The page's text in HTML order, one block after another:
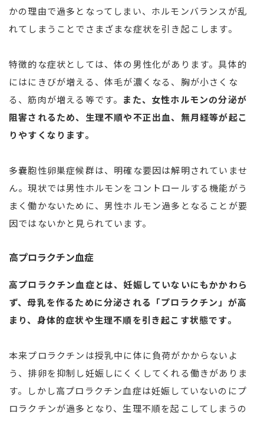
かの理由で過多となってしまい、ホルモンバランスが乱
れてしまうことでさまざまな症状を引き起こします。
特徴的な症状としては、体の男性化があります。具体的
にはにきびが増える、体毛が濃くなる、胸が小さくな
る、筋肉が増える等です。 また、女性ホルモンの分泌が
阻害されるため、生理不順や不正出血、無月経等が起こ
りやすくなります。
多嚢胞性卵巣症候群は、明確な要因は解明されていませ
ん。現状では男性ホルモンをコントロールする機能がう
まく働かないために、男性ホルモン過多となることが要
因ではないかと見られています。
高プロラクチン血症
高プロラクチン血症とは、妊娠していないにもかかわら
ず、母乳を作るために分泌される「プロラクチン」が高
まり、身体的症状や生理不順を引き起こす状態です。
本来プロラクチンは授乳中に体に負荷がかからないよ
う、排卵を抑制し妊娠しにくくしてくれる働きがありま
す。しかし高プロラクチン血症は妊娠していないのにプ
ロラクチンが過多となり、生理不順を起こしてしまうの